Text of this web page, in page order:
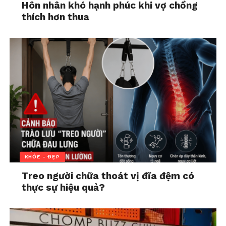
Sau khi kết hôn, không chỉ cuộc sống hôn nhân
quan điểm với mẹ chồng.
Giai đoạn sau khi hạ sinh
con đầu lòng, chị M gặp
căng thẳng, stress quá
mức vì có những điều
không thể nói.
hết những chuyện đã gặp phải, điều này khiến mẹ
chồng tra khảo:“Mẹ chồng hỏi tôi tại sao lại khóc
đang áp bức tôi. Từ đó mối quan hệ giữa tôi và mẹ
Hôn nhân khó hạnh phúc khi vợ chồng
thích hơn thua
KHỎE - ĐẸP
Treo người chữa thoát vị đĩa đệm có
thực sự hiệu quả?